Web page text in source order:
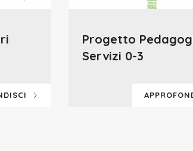
Progetto
Servizi 0-3